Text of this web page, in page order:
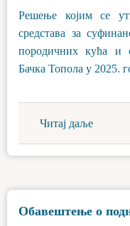
Решење којим се
средстава за
породичних кућа и
Бачка Топола у 2025.
Читај даље
Обавештење о